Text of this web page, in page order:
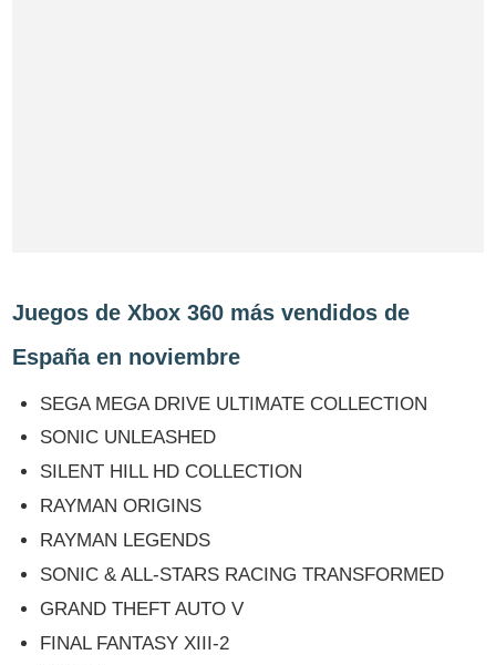
Juegos de Xbox 360 más vendidos de
España en noviembre
SEGA MEGA DRIVE ULTIMATE COLLECTION
SONIC UNLEASHED
SILENT HILL HD COLLECTION
RAYMAN ORIGINS
RAYMAN LEGENDS
SONIC & ALL-STARS RACING TRANSFORMED
GRAND THEFT AUTO V
FINAL FANTASY XIII-2